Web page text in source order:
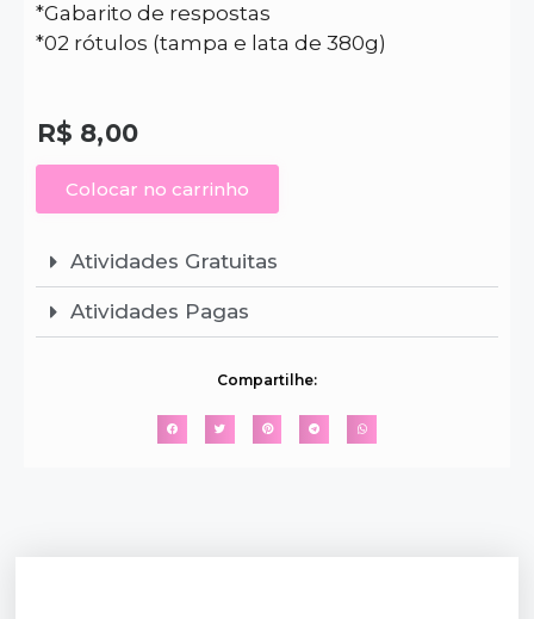
*Gabarito de respostas
*02 rótulos (tampa e lata de 380g)
R$ 8,00
Colocar no carrinho
Atividades Gratuitas
Atividades Pagas
Compartilhe: